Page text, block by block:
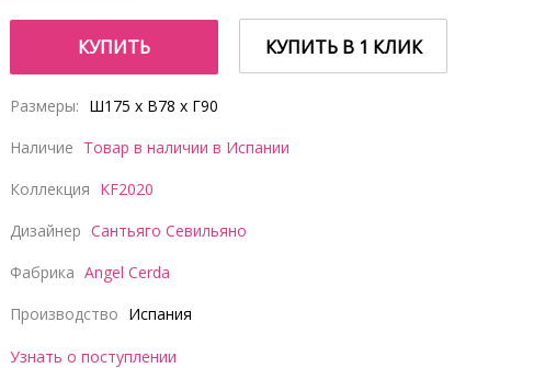
КУПИТЬ КУПИТЬ В 1 КЛИК
Размеры: Ш175 x В78 x Г90
Наличие Товар в наличии в Испании
Коллекция KF2020
Дизайнер Сантьяго Севильяно
Фабрика Angel Cerda
Производство Испания
Узнать о поступлении